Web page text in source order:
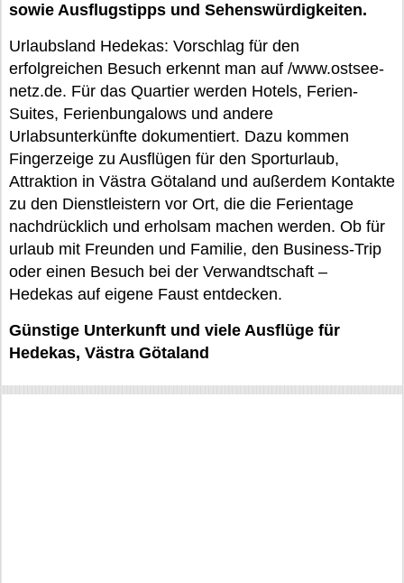
sowie Ausflugstipps und Sehenswürdigkeiten.
Urlaubsland Hedekas: Vorschlag für den
erfolgreichen Besuch erkennt man auf /www.ostsee-
netz.de. Für das Quartier werden Hotels, Ferien-
Suites, Ferienbungalows und andere
Urlabsunterkünfte dokumentiert. Dazu kommen
Fingerzeige zu Ausflügen für den Sporturlaub,
Attraktion in Västra Götaland und außerdem Kontakte
zu den Dienstleistern vor Ort, die die Ferientage
nachdrücklich und erholsam machen werden. Ob für
urlaub mit Freunden und Familie, den Business-Trip
oder einen Besuch bei der Verwandtschaft –
Hedekas auf eigene Faust entdecken.
Günstige Unterkunft und viele Ausflüge für
Hedekas, Västra Götaland